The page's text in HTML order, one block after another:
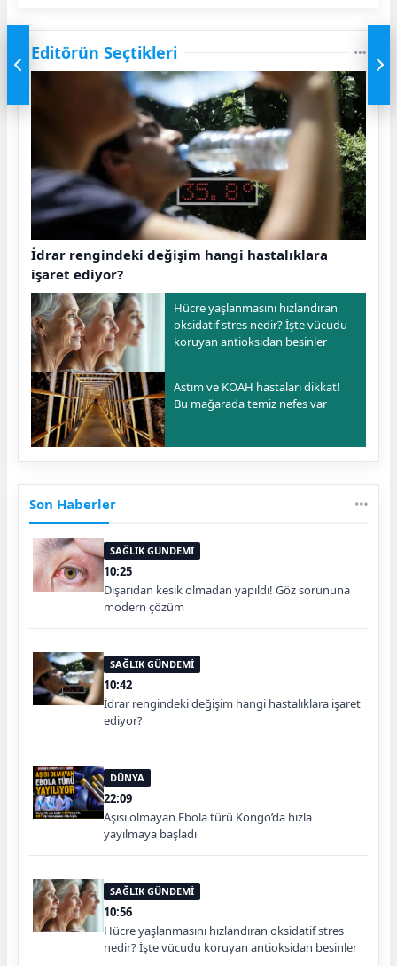
Editörün Seçtikleri
İdrar rengindeki değişim hangi hastalıklara
işaret ediyor?
Hücre yaşlanmasını hızlandıran
oksidatif stres nedir? İşte vücudu
koruyan antioksidan besinler
Astım ve KOAH hastaları dikkat!
Bu mağarada temiz nefes var
Son Haberler
SAĞLIK GÜNDEMİ
10:25
Dışarıdan kesik olmadan yapıldı! Göz sorununa
modern çözüm
SAĞLIK GÜNDEMİ
10:42
İdrar rengindeki değişim hangi hastalıklara işaret
ediyor?
DÜNYA
22:09
Aşısı olmayan Ebola türü Kongo’da hızla
yayılmaya başladı
SAĞLIK GÜNDEMİ
10:56
Hücre yaşlanmasını hızlandıran oksidatif stres
nedir? İşte vücudu koruyan antioksidan besinler